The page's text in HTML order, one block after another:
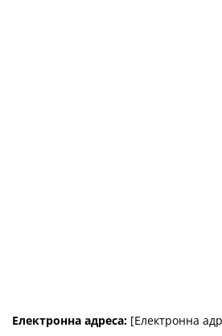
Електронна адреса: [Електронна